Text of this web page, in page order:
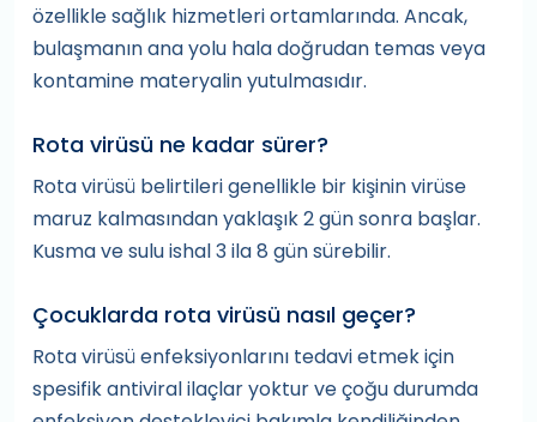
özellikle sağlık hizmetleri ortamlarında. Ancak,
bulaşmanın ana yolu hala doğrudan temas veya
kontamine materyalin yutulmasıdır.
Rota virüsü ne kadar sürer?
Rota virüsü belirtileri genellikle bir kişinin virüse
maruz kalmasından yaklaşık 2 gün sonra başlar.
Kusma ve sulu ishal 3 ila 8 gün sürebilir.
Çocuklarda rota virüsü nasıl geçer?
Rota virüsü enfeksiyonlarını tedavi etmek için
spesifik antiviral ilaçlar yoktur ve çoğu durumda